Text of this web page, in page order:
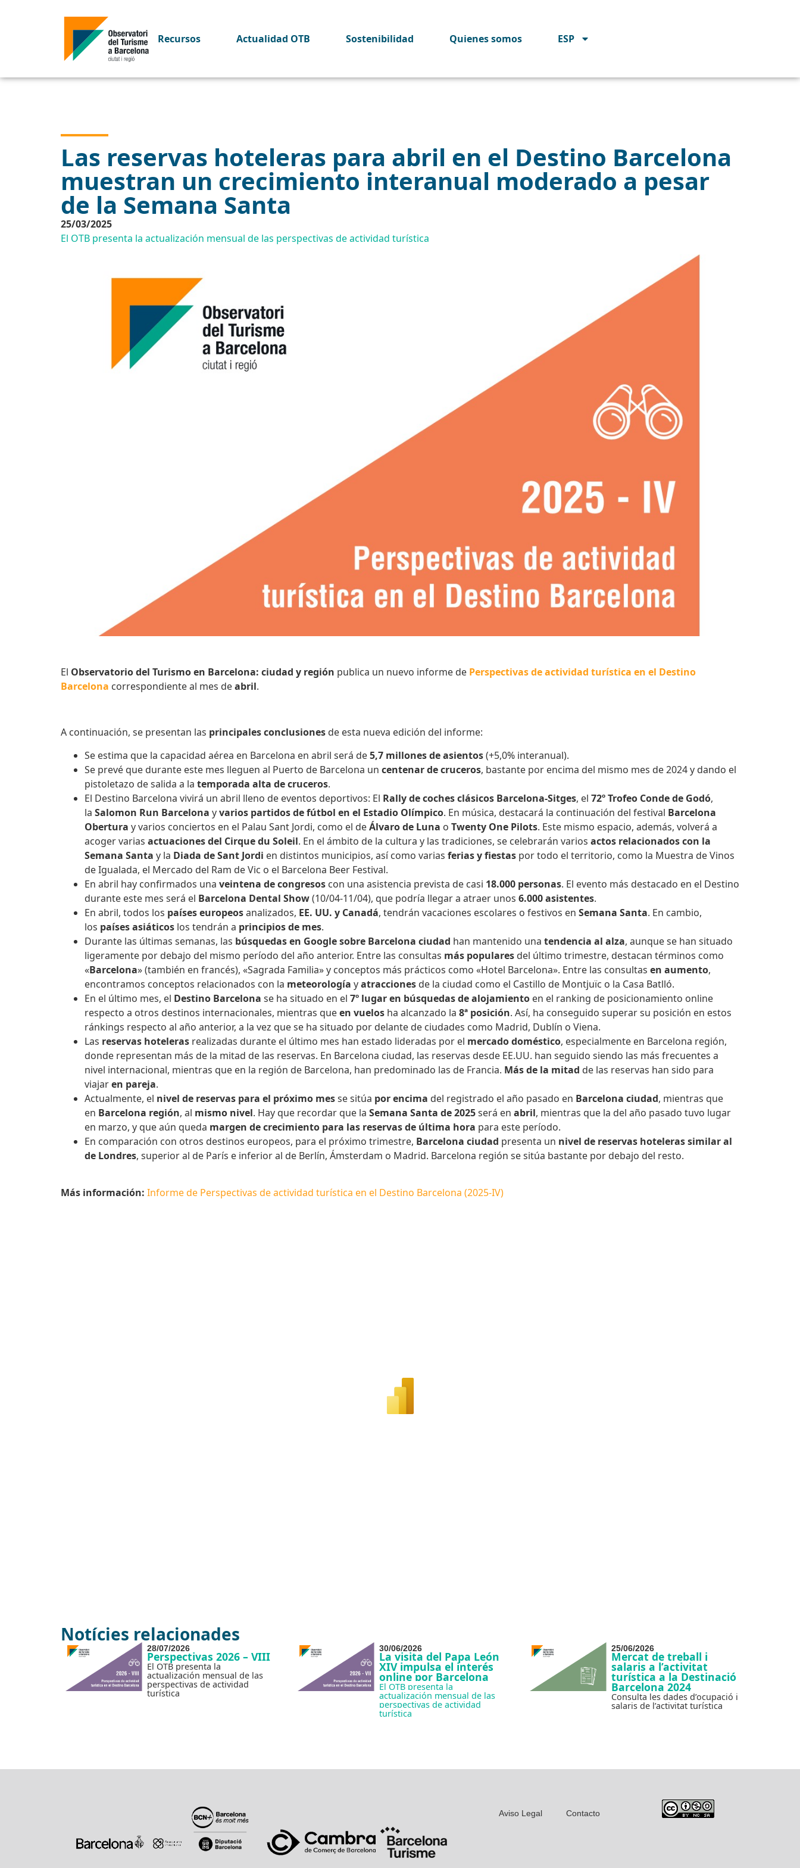
Recursos Actualidad OTB Sostenibilidad Quienes somos ESP
Las reservas hoteleras para abril en el Destino Barcelona
muestran un crecimiento interanual moderado a pesar
de la Semana Santa
25/03/2025
El OTB presenta la actualización mensual de las perspectivas de actividad turística
El Observatorio del Turismo en Barcelona: ciudad y región publica un nuevo informe de Perspectivas de actividad turística en el Destino
Barcelona correspondiente al mes deabril.
A continuación, se presentan las principales conclusiones de esta nueva edición del informe:
Se estima que la capacidad aérea en Barcelona en abril será de5,7 millones de asientos(+5,0% interanual).
Se prevé que durante este mes lleguen al Puerto de Barcelona un centenar de cruceros, bastante por encima del mismo mes de 2024 y dando el
pistoletazo de salida a la temporada alta de cruceros.
El Destino Barcelona vivirá un abril lleno de eventos deportivos: El Rally de coches clásicos Barcelona-Sitges, el 72º Trofeo Conde de Godó,
la Salomon Run Barcelona yvarios partidos de fútbol en el Estadio Olímpico. En música, destacará la continuación del festival Barcelona
Obertura y varios conciertos en el Palau Sant Jordi, como el deÁlvaro de Luna o Twenty One Pilots. Este mismo espacio, además, volverá a
acoger varias actuaciones del Cirque du Soleil. En el ámbito de la cultura y las tradiciones, se celebrarán varios actos relacionados con la
Semana Santa y la Diada de Sant Jordi en distintos municipios, así como varias ferias y fiestas por todo el territorio, como la Muestra de Vinos
de Igualada, el Mercado del Ram de Vic o el Barcelona Beer Festival.
En abril hay confirmados una veintena de congresos con una asistencia prevista de casi 18.000 personas. El evento más destacado en el Destino
durante este mes será el Barcelona Dental Show(10/04-11/04), que podría llegar a atraer unos 6.000 asistentes.
En abril, todos los países europeosanalizados, EE. UU. y Canadá, tendrán vacaciones escolares o festivos en Semana Santa. En cambio,
los países asiáticos los tendrán a principios de mes.
Durante las últimas semanas, las búsquedas en Google sobre Barcelona ciudad han mantenido una tendencia al alza, aunque se han situado
ligeramente por debajo del mismo período del año anterior. Entre las consultas más populares del último trimestre, destacan términos como
«Barcelona» (también en francés), «Sagrada Familia» y conceptos más prácticos como «Hotel Barcelona». Entre las consultas en aumento,
encontramos conceptos relacionados con la meteorología yatracciones de la ciudad como el Castillo de Montjuïc o la Casa Batlló.
En el último mes, el Destino Barcelona se ha situado en el 7º lugar en búsquedas de alojamiento en el ranking de posicionamiento online
respecto a otros destinos internacionales, mientras queen vuelos ha alcanzado la 8ª posición. Así, ha conseguido superar su posición en estos
ránkings respecto al año anterior, a la vez que se ha situado por delante de ciudades como Madrid, Dublín o Viena.
Las reservas hoteleras realizadas durante el último mes han estado lideradas por el mercado doméstico, especialmente en Barcelona región,
donde representan más de la mitad de las reservas. En Barcelona ciudad, las reservas desde EE.UU. han seguido siendo las más frecuentes a
nivel internacional, mientras que en la región de Barcelona, han predominado las de Francia. Más de la mitad de las reservas han sido para
viajaren pareja.
Actualmente, el nivel de reservas para el próximo messe sitúa por encima del registrado el año pasado en Barcelona ciudad, mientras que
en Barcelona región, al mismo nivel. Hay que recordar que la Semana Santa de 2025será en abril, mientras que la del año pasado tuvo lugar
en marzo, y que aún queda margen de crecimiento para las reservas de última hora para este período.
En comparación con otros destinos europeos, para el próximo trimestre, Barcelona ciudad presenta un nivel de reservas hoteleras similar al
de Londres, superior al de París e inferior al de Berlín, Ámsterdam o Madrid. Barcelona región se sitúa bastante por debajo del resto.
Más información: Informe de Perspectivas de actividad turística en el Destino Barcelona (2025-IV)
Notícies relacionades
28/07/2026
Perspectivas 2026 – VIII
El OTB presenta la
actualización mensual de las
perspectivas de actividad
turística
30/06/2026
La visita del Papa León
XIV impulsa el interés
online por Barcelona
El OTB presenta la
actualización mensual de las
perspectivas de actividad
turística
25/06/2026
Mercat de treball i
salaris a l’activitat
turística a la Destinació
Barcelona 2024
Consulta les dades d’ocupació i
salaris de l’activitat turística
Aviso Legal Contacto